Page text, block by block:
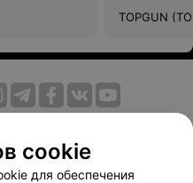
TOPGUN
Публичный договор
Способы оплаты
cookie
для обеспечения